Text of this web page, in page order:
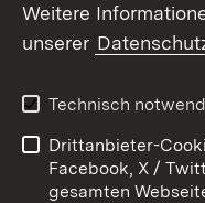
Kontakt
Impressum
Weitere
unserer
Technisch
Drittanbieter-
Facebook, X /
gesamten